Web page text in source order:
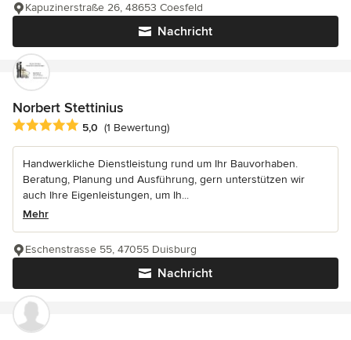
Nachricht
Kapuzinerstraße 26, 48653 Coesfeld
Norbert Stettinius
Durchschnittliche Bewertung: 5 von 5 Sternen
5,0 (1 Bewertung)
Handwerkliche Dienstleistung rund um Ihr Bauvorhaben.
Beratung, Planung und Ausführung, gern unterstützen wir
auch Ihre Eigenleistungen, um Ih...
Mehr
Nachricht
Eschenstrasse 55, 47055 Duisburg